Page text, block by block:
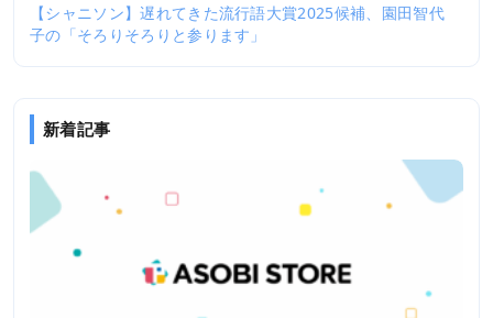
【シャニソン】遅れてきた流行語大賞2025候補、園田智代
子の「そろりそろりと参ります」
新着記事